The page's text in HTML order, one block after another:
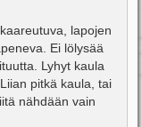
lapojen
Ei lölysää
Lyhyt kaula
pitkä kaula, tai
nähdään vain